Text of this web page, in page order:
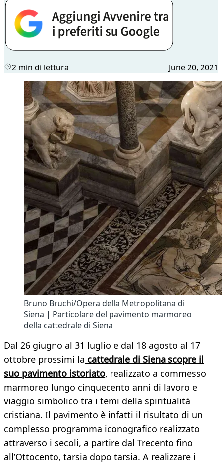
2 min di lettura June 20, 2021
Bruno Bruchi/Opera della Metropolitana di
Siena | Particolare del pavimento marmoreo
della cattedrale di Siena
Dal 26 giugno al 31 luglio e dal 18 agosto al 17
ottobre prossimi la cattedrale di Siena scopre il
suo pavimento istoriato, realizzato a commesso
marmoreo lungo cinquecento anni di lavoro e
viaggio simbolico tra i temi della spiritualità
cristiana. Il pavimento è infatti il risultato di un
complesso programma iconografico realizzato
attraverso i secoli, a partire dal Trecento fino
all’Ottocento, tarsia dopo tarsia. A realizzare i